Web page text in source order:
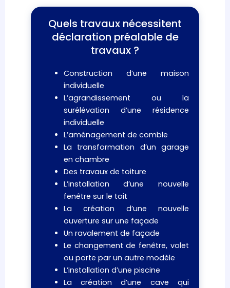
Quels travaux nécessitent
déclaration préalable de
travaux ?
Construction d’une maison
individuelle
L’agrandissement ou la
surélévation d’une résidence
individuelle
L’aménagement de comble
La transformation d’un garage
en chambre
Des travaux de toiture
L’installation d’une nouvelle
fenêtre sur le toit
La création d’une nouvelle
ouverture sur une façade
Un ravalement de façade
Le changement de fenêtre, volet
ou porte par un autre modèle
L’installation d’une piscine
La création d’une cave qui